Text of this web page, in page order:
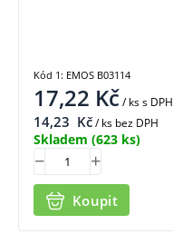
17,22 Kč/ kss DPH
14,23 Kč/ ks bez DPH
Skladem (623 ks)
Koupit
Kód 1: EMOS B03114